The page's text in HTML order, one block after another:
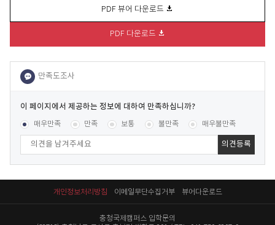
PDF 뷰어 다운로드
PDF 다운로드
이
페
이
에
서
콘텐츠 만족도 조사 [평균 .04 점 / 659 명 참여]
매우만족 만족 보통 불만족 매우불만족
개인정보처리방침 이메일무단수집거부 뷰어다운로드
충청국제캠퍼스 입학문의